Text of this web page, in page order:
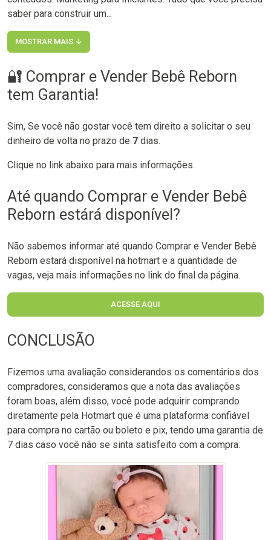
saber para construir um...
MOSTRAR MAIS ↓
🔐 Comprar e Vender Bebê Reborn
tem Garantia!
Sim, Se você não gostar você tem direito a solicitar o seu
dinheiro de volta no prazo de 7 dias.
Clique no link abaixo para mais informações.
Até quando Comprar e Vender Bebê
Reborn estárá disponível?
Não sabemos informar até quando Comprar e Vender Bebê
Reborn estará disponível na hotmart e a quantidade de
vagas, veja mais informações no link do final da página.
ACESSE AQUI
CONCLUSÃO
Fizemos uma avaliação considerandos os comentários dos
compradores, consideramos que a nota das avaliações
foram boas, além disso, você pode adquirir comprando
diretamente pela Hotmart que é uma plataforma confiável
para compra no cartão ou boleto e pix, tendo uma garantia de
7 dias caso você não se sinta satisfeito com a compra.